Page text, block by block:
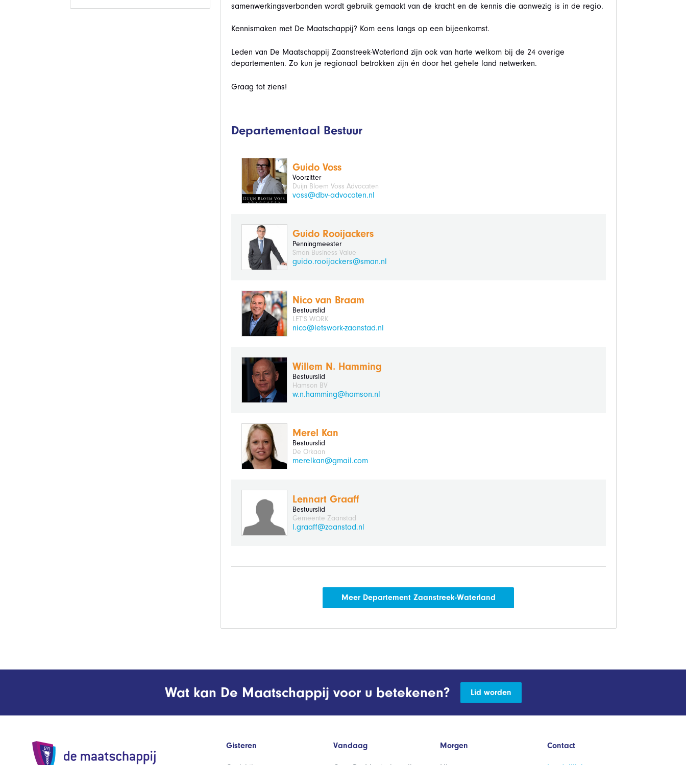
samenwerkingsverbanden wordt gebruik gemaakt van de kracht en de kennis die aanwezig is in de regio.
Kennismaken met De Maatschappij? Kom eens langs op een bijeenkomst.
Leden van De Maatschappij Zaanstreek-Waterland zijn ook van harte welkom bij de 24 overige
departementen. Zo kun je regionaal betrokken zijn én door het gehele land netwerken.
Graag tot ziens!
Departementaal Bestuur
Guido Voss
Voorzitter
Duijn Bloem Voss Advocaten
voss@dbv-advocaten.nl
Guido Rooijackers
Penningmeester
Sman Business Value
guido.rooijackers@sman.nl
Nico van Braam
Bestuurslid
LET'S WORK
nico@letswork-zaanstad.nl
Willem N. Hamming
Bestuurslid
Hamson BV
w.n.hamming@hamson.nl
Merel Kan
Bestuurslid
De Orkaan
merelkan@gmail.com
Lennart Graaff
Bestuurslid
Gemeente Zaanstad
l.graaff@zaanstad.nl
Meer Departement Zaanstreek-Waterland
Wat kan De Maatschappij voor u betekenen? Lid worden
Gisteren Vandaag Morgen Contact